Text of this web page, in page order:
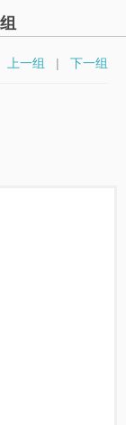
上一组 | 下一组